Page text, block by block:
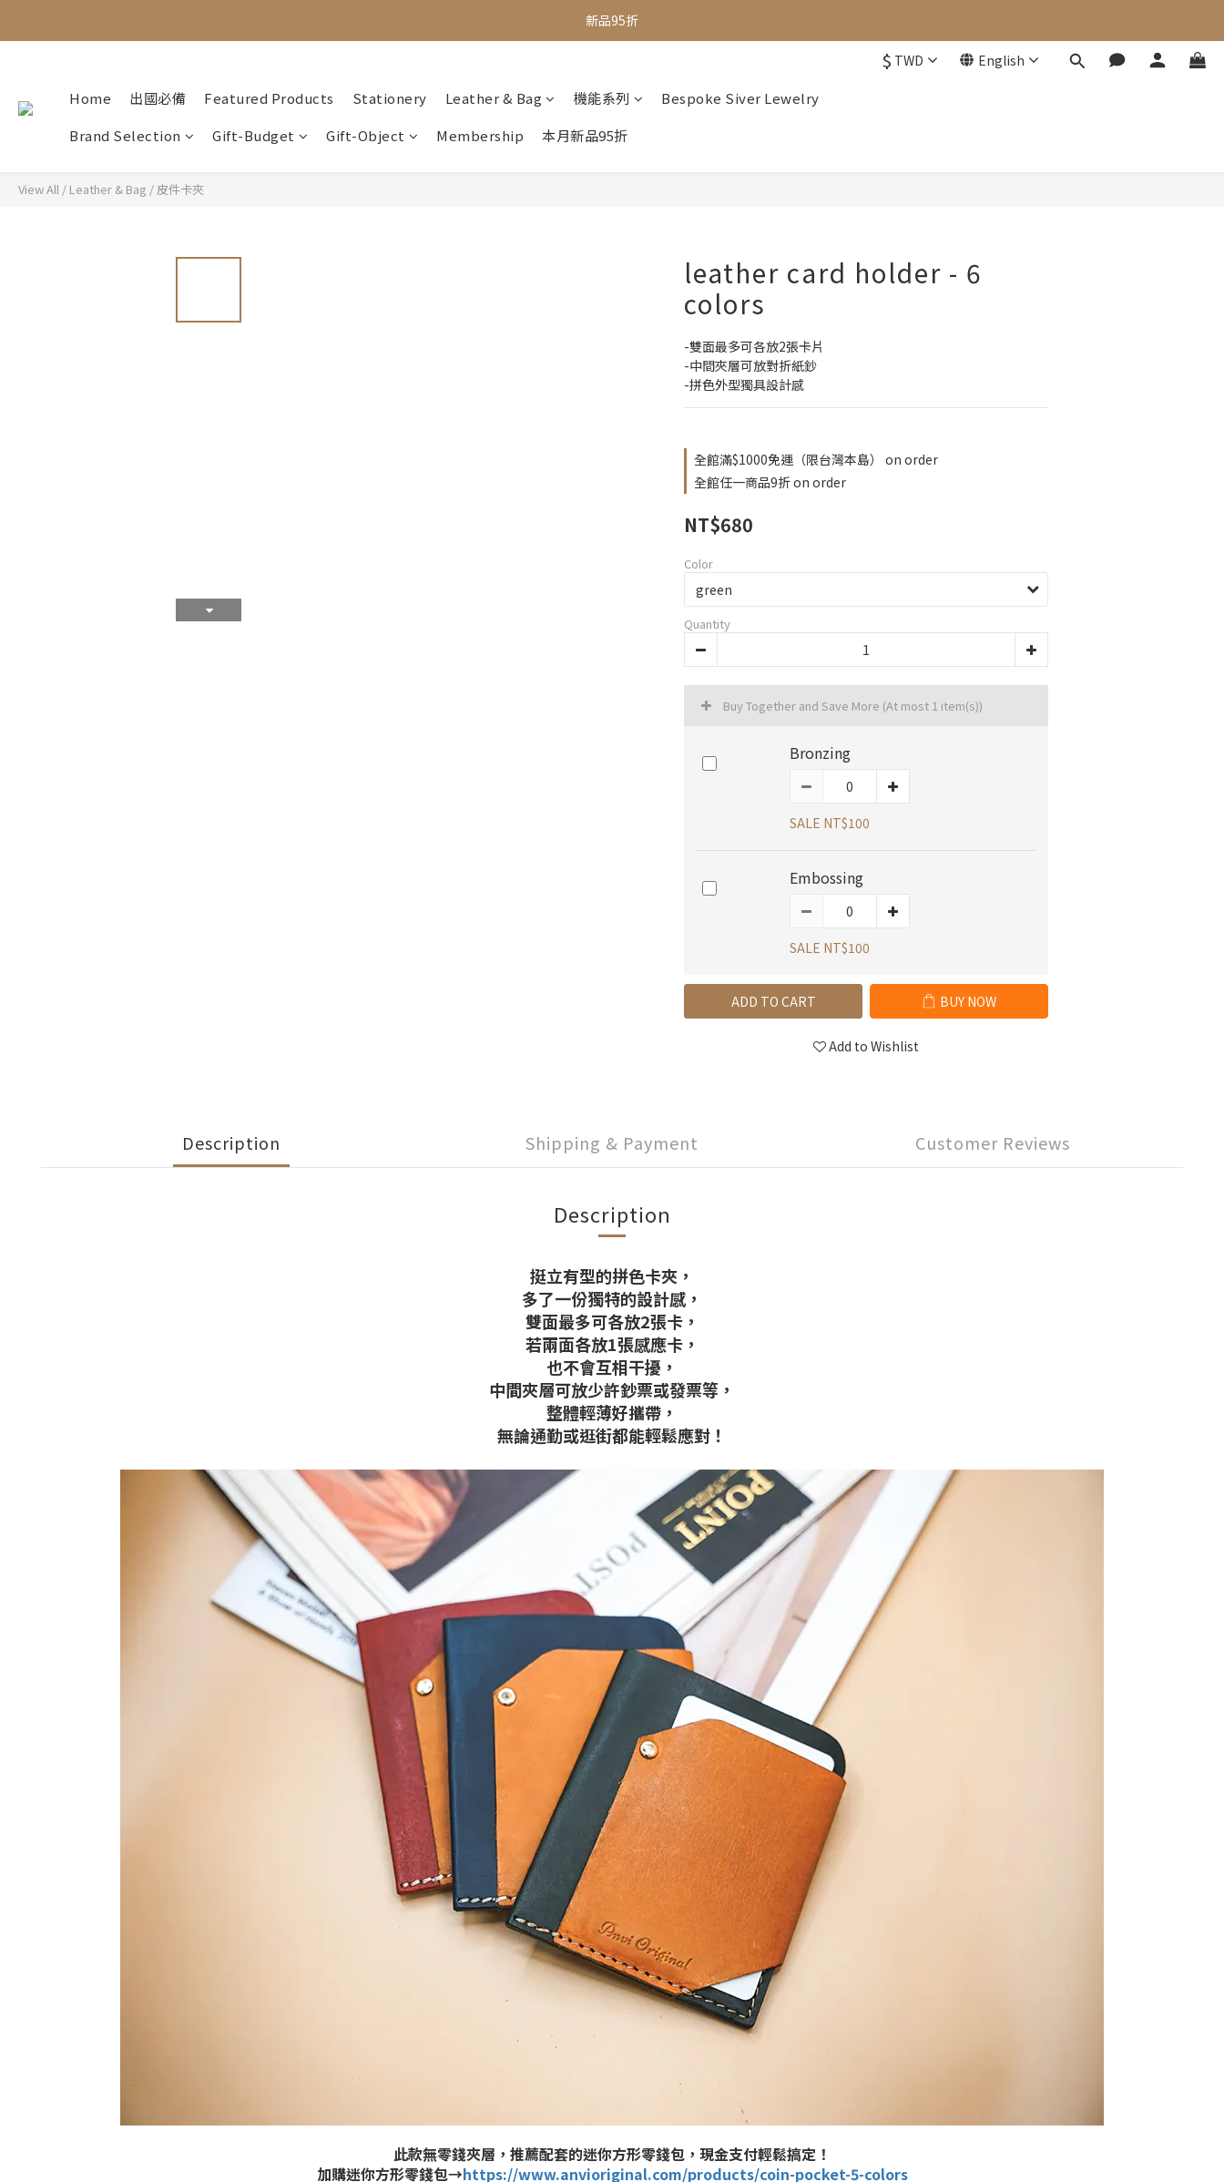
全館滿$1000即享免運
新品95折
$ TWD English
Home 出國必備 Featured Products Stationery Leather & Bag 機能系列
Bespoke Siver Lewelry
Brand Selection
Gift-Budget Gift-Object Membership 本月新品95折
View All / Leather & Bag / 皮件卡夾
leather card holder - 6
colors
-雙面最多可各放2張卡片
-中間夾層可放對折紙鈔
-拼色外型獨具設計感
全館滿$1000免運（限台灣本島） on order
全館任一商品9折 on order
NT$680
Color
Quantity
Buy Together and Save More (At most 1 item(s))
Bronzing
SALE NT$100
Embossing
SALE NT$100
ADD TO CART BUY NOW
Add to Wishlist
Description Shipping & Payment Customer Reviews
Description
挺立有型的拼色卡夾，
多了一份獨特的設計感，
雙面最多可各放2張卡，
若兩面各放1張感應卡，
也不會互相干擾，
中間夾層可放少許鈔票或發票等，
整體輕薄好攜帶，
無論通勤或逛街都能輕鬆應對！
此款無零錢夾層，推薦配套的迷你方形零錢包，現金支付輕鬆搞定！
加購迷你方形零錢包→https://www.anvioriginal.com/products/coin-pocket-5-colors